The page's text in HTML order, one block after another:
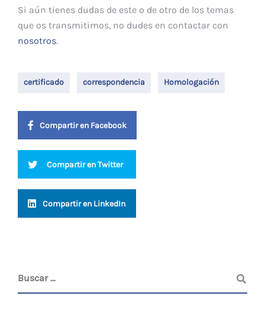
Si aún tienes dudas de este o de otro de los temas
que os transmitimos, no dudes en contactar con
nosotros.
certificado correspondencia Homologación
Compartir en Facebook
Compartir en Twitter
Compartir en LinkedIn